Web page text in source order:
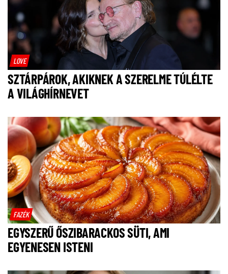
LOVE
SZTÁRPÁROK, AKIKNEK A SZERELME TÚLÉLTE
A VILÁGHÍRNEVET
FAZÉK
EGYSZERŰ ŐSZIBARACKOS SÜTI, AMI
EGYENESEN ISTENI